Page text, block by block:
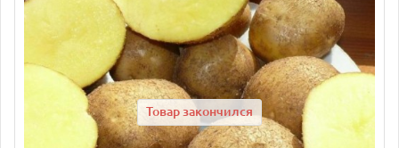
Товар закончился